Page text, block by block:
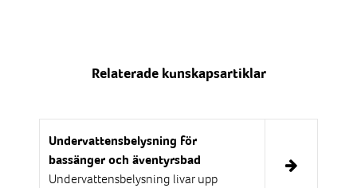
Relaterade kunskapsartiklar
Undervattensbelysning för
bassänger och äventyrsbad
Undervattensbelysning livar upp